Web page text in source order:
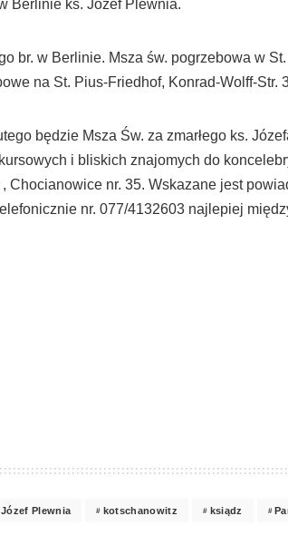
Berlinie ks. Józef Plewnia.
br. w Berlinie. Msza św. pogrzebowa w
na St. Pius-Friedhof, Konrad-Wolff-Str.
będzie Msza Św. za zmarłego ks.
i bliskich znajomych do
Chocianowice nr. 35. Wskazane jest
nr. 077/4132603 najlepiej
Józef Plewnia kotschanowitz ksiądz